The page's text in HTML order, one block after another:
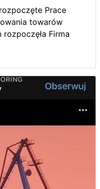
Prace
towarów
Firma